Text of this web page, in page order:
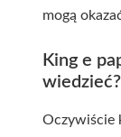
mogą
King e
wiedzieć?
Oczywiście